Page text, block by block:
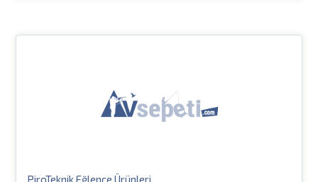
PiroTeknik Eğlence Ürünleri